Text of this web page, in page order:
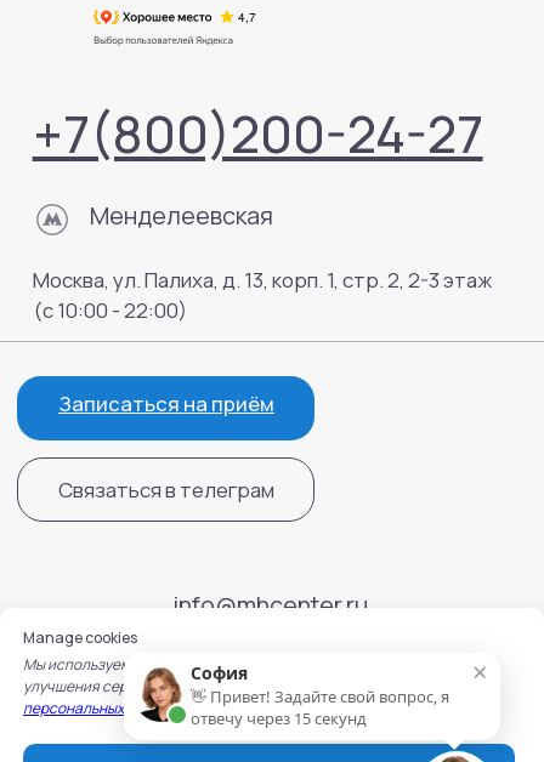
Manage cookies
Мы используем cookie для работы сайта, записи на услуги и
улучшения сервисов. Подробнее — вПолитике обработки
персональных данныхи Политике использования cookie.
×
София
👋 Привет! Задайте свой вопрос, я
отвечу через 15 секунд